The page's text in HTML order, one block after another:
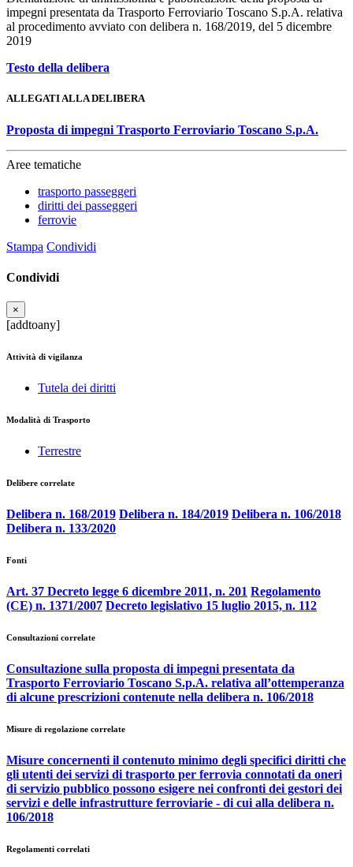
impegni presentata da Trasporto Ferroviario Toscano S.p.A. relativa
al procedimento avviato con delibera n. 168/2019, del 5 dicembre
2019
Testo della delibera
ALLEGATI ALLA DELIBERA
Proposta di impegni Trasporto Ferroviario Toscano S.p.A.
Aree tematiche
trasporto passeggeri
diritti dei passeggeri
ferrovie
Stampa Condividi
Condividi
×
[addtoany]
Attività di vigilanza
Tutela dei diritti
Modalità di Trasporto
Terrestre
Delibere correlate
Delibera n. 168/2019 Delibera n. 184/2019 Delibera n. 106/2018
Delibera n. 133/2020
Fonti
Art. 37 Decreto legge 6 dicembre 2011, n. 201 Regolamento
(CE) n. 1371/2007 Decreto legislativo 15 luglio 2015, n. 112
Consultazioni correlate
Consultazione sulla proposta di impegni presentata da
Trasporto Ferroviario Toscano S.p.A. relativa all’ottemperanza
di alcune prescrizioni contenute nella delibera n. 106/2018
Misure di regolazione correlate
Misure concernenti il contenuto minimo degli specifici diritti che
gli utenti dei servizi di trasporto per ferrovia connotati da oneri
di servizio pubblico possono esigere nei confronti dei gestori dei
servizi e delle infrastrutture ferroviarie - di cui alla delibera n.
106/2018
Regolamenti correlati